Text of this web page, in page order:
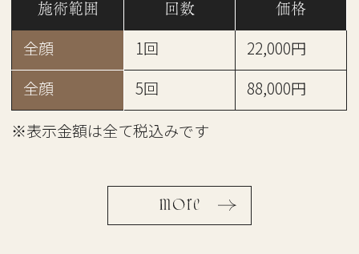
施術範囲 回数 価格
全顔 1回
22,000円
全顔
5回
88,000円
※表示金額は全て税込みです